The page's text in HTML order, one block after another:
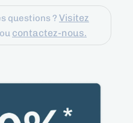
questions ? Visitez
ou contactez-nous.